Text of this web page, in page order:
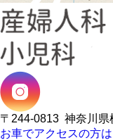
〒244-0813 神奈川県
お車でアクセスの方